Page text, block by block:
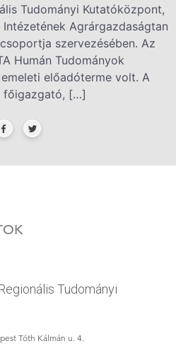
Tudományi Kutatóközpont,
Agrárgazdaságtan
szervezésében. Az
Humán Tudományok
előadóterme volt. A
főigazgató, […]
Tudományi
Tóth Kálmán u. 4.